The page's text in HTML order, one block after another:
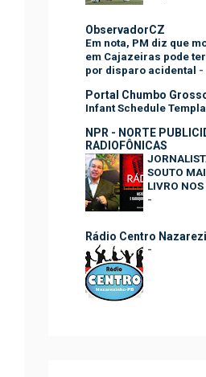
ObservadorCZ
Em nota, PM diz que
em Cajazeiras pode
por disparo acidental -
Portal Chumbo
Infant Schedule
NPR - NORTE
RADIOFÔNICAS
SOUTO
LIVRO
-
Rádio Centro
-